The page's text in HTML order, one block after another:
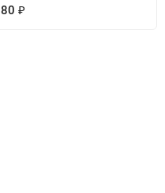
80 ₽